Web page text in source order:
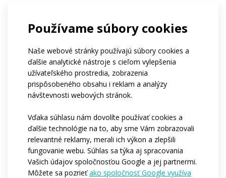
Používame súbory cookies
Naše webové stránky používajú súbory cookies a
ďalšie analytické nástroje s cieľom vylepšenia
užívateľského prostredia, zobrazenia
prispôsobeného obsahu i reklam a analýzy
návštevnosti webových stránok.
Vďaka súhlasu nám dovolíte používať cookies a
ďalšie technológie na to, aby sme Vám zobrazovali
relevantné reklamy, merali ich výkon a zlepšili
fungovanie webu. Súhlas sa týka aj spracovania
Vašich údajov spoločnosťou Google a jej partnermi.
Môžete sa pozrieťako spoločnosť Google využíva
Je vyrobená z akrylovej priadze, ktorá je mäkká,
hrejivá a dobre drží tvar. Podšívka je vyrobená z
FLEECE-veľmi príjemného, mäkkého a teplého
materiálu sobojstrannými pórmi, ktorý poskytuje
príjemnú izoláciu.
veľkosti 8 cm²na prednej strane.Dodatočná výšivka
za príplatok.
Minimálne množstvo je 50 kusov.
Dodacia lehota: 8 týždňov.